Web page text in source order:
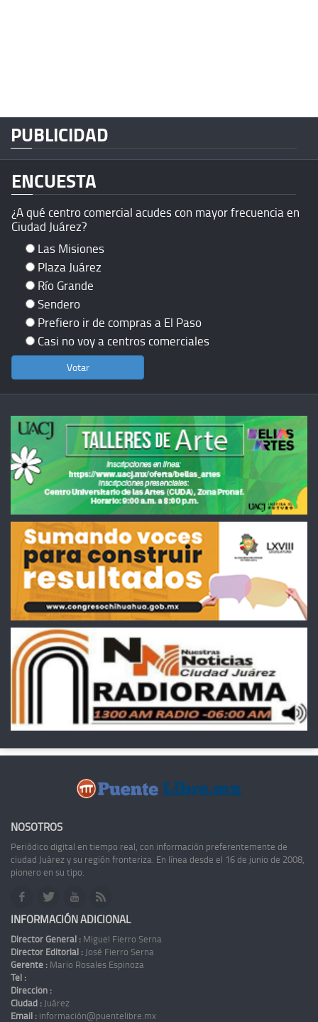
PUBLICIDAD
ENCUESTA
¿A qué centro comercial acudes con mayor frecuencia en
Ciudad Juárez?
Las Misiones
Plaza Juárez
Río Grande
Sendero
Prefiero ir de compras a El Paso
Casi no voy a centros comerciales
NOSOTROS
Periódico digital en tiempo real, con información preferentemente de
ciudad Juárez y su región fronteriza. En línea desde el 16 de junio de 2008,
pionero en su tipo.
INFORMACIÓN ADICIONAL
Director General : Miguel Fierro Serna
Director Editorial : José Fierro Serna
Gerente : Mario Rosales Espinoza
Tel :
Dirección :
Ciudad : Juárez
Email : información@puentelibre.mx